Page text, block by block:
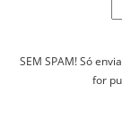
SEM SPAM! Só
for